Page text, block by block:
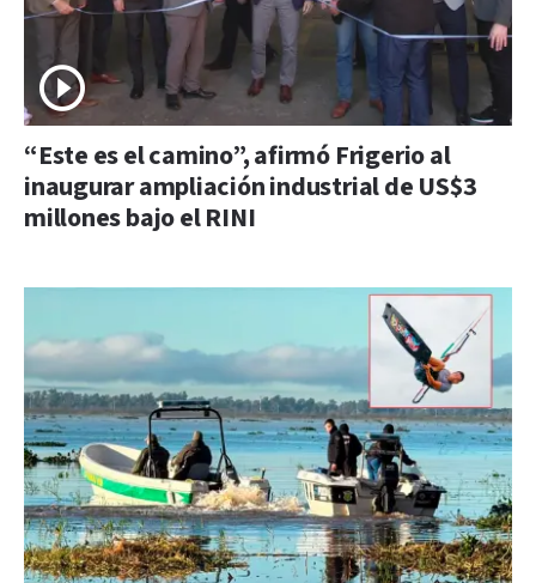
“Este es el camino”, afirmó Frigerio al
inaugurar ampliación industrial de US$3
millones bajo el RINI